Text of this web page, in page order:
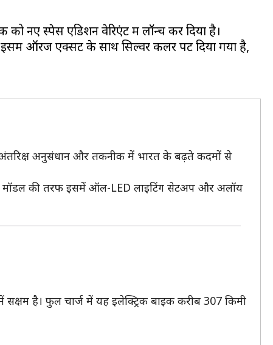
नए स्पेस एडिशन वेरिएंट में लॉन्च कर दिया है।
इसमें ऑरेंज एक्सेंट के साथ सिल्वर कलर पेंट दिया गया है,
अंतरिक्ष अनुसंधान और तकनीक में भारत के बढ़ते कदमों से
मॉडल की तरफ इसमें ऑल-LED लाइटिंग सेटअप और अलॉय
है। फुल चार्ज में यह इलेक्ट्रिक बाइक करीब 307 किमी